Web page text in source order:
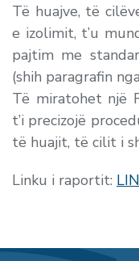
Të huajve, të
e izolimit, t’u
pajtim me
(shih paragrafin
Të miratohet një
t’i precizojë
të huajit, të cilit i
Linku i raportit: